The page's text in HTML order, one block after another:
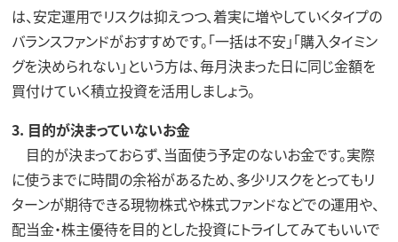
は、安定運用でリスクは抑えつつ、着実に増やしていくタイプの
バランスファンドがおすすめです。「一括は不安」「購入タイミン
グを決められない」という方は、毎月決まった日に同じ金額を
買付けていく積立投資を活用しましょう。
3. 目的が決まっていないお金
目的が決まっておらず、当面使う予定のないお金です。実際
に使うまでに時間の余裕があるため、多少リスクをとってもリ
ターンが期待できる現物株式や株式ファンドなどでの運用や、
配当金・株主優待を目的とした投資にトライしてみてもいいで